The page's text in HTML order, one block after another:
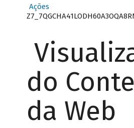
Ações
do
da Web